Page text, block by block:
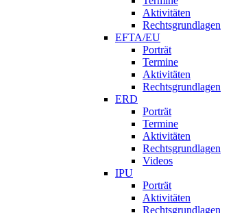
Aktivitäten
Rechtsgrundlagen
EFTA/EU
Porträt
Termine
Aktivitäten
Rechtsgrundlagen
ERD
Porträt
Termine
Aktivitäten
Rechtsgrundlagen
Videos
IPU
Porträt
Aktivitäten
Rechtsgrundlagen